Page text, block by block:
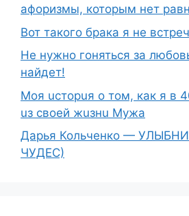
афоризмы, которым нет
Вот такого брака я не
Не нужно гоняться за
найдет!
Moя ucтopuя о том, как я в
uз свoeй жuзнu Myжа
Дарья Кольченко —
ЧУДЕС)